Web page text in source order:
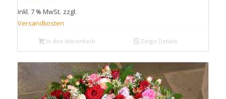
inkl. 7 % MwSt. zzgl.
Versandkosten
In den Warenkorb Zeige Details